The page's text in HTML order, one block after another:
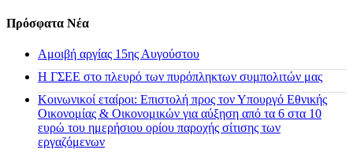
Πρόσφατα Νέα
Αμοιβή αργίας 15ης Αυγούστου
H ΓΣΕΕ στο πλευρό των πυρόπληκτων συμπολιτών μας
Κοινωνικοί εταίροι: Επιστολή προς τον Υπουργό Εθνικής
Οικονομίας & Οικονομικών για αύξηση από τα 6 στα 10
ευρώ του ημερήσιου ορίου παροχής σίτισης των
εργαζόμενων